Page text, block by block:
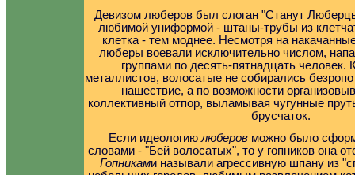
Девизом люберов был слоган "Станут
любимой униформой - штаны-трубы из
клетка - тем моднее. Несмотря на
люберы воевали исключительно числом,
группами по десять-пятнадцать человек.
металлистов, волосатые не собирались
нашествие, а по возможности
коллективный отпор, выламывая чугунные
брусчаток.
Если идеологию люберов можно было
словами - "Бей волосатых", то у гопников она
Гопниками называли агрессивную шпану из